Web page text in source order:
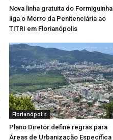
Nova linha gratuita do Formiguinha
liga o Morro da Penitenciária ao
TITRI em Florianópolis
Florianópolis
Plano Diretor define regras para
Áreas de Urbanização Específica